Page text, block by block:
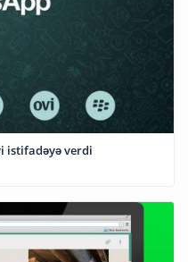
istifadəyə verdi